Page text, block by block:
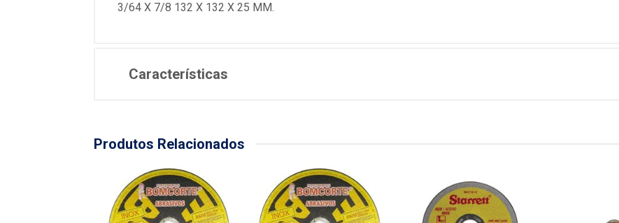
3/64 X 7/8 132 X 132 X 25 MM.
Características
Produtos Relacionados